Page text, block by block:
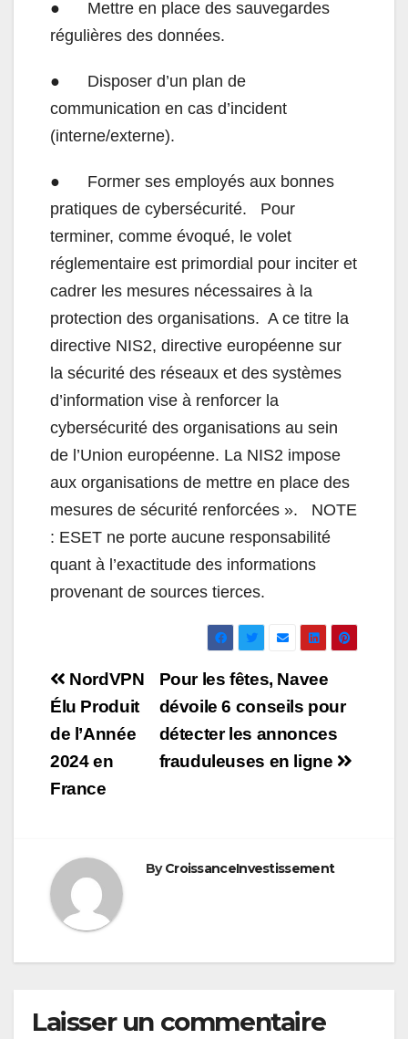
● Mettre en place des sauvegardes
régulières des données.
● Disposer d’un plan de
communication en cas d’incident
(interne/externe).
● Former ses employés aux bonnes
pratiques de cybersécurité. Pour
terminer, comme évoqué, le volet
réglementaire est primordial pour inciter et
cadrer les mesures nécessaires à la
protection des organisations. A ce titre la
directive NIS2, directive européenne sur
la sécurité des réseaux et des systèmes
d’information vise à renforcer la
cybersécurité des organisations au sein
de l’Union européenne. La NIS2 impose
aux organisations de mettre en place des
mesures de sécurité renforcées ». NOTE
: ESET ne porte aucune responsabilité
quant à l’exactitude des informations
provenant de sources tierces.
Navigation
de
l’article
Pour les fêtes, Navee
dévoile 6 conseils pour
détecter les annonces
frauduleuses en ligne
NordVPN
Élu Produit
de l’Année
2024 en
France
ByCroissanceInvestissement
Laisser un commentaire